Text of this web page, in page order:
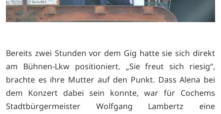
Bereits zwei Stunden vor dem Gig hatte sie sich direkt
am Bühnen-Lkw positioniert. „Sie freut sich riesig“,
brachte es ihre Mutter auf den Punkt. Dass Alena bei
dem Konzert dabei sein konnte, war für Cochems
Stadtbürgermeister Wolfgang Lambertz eine